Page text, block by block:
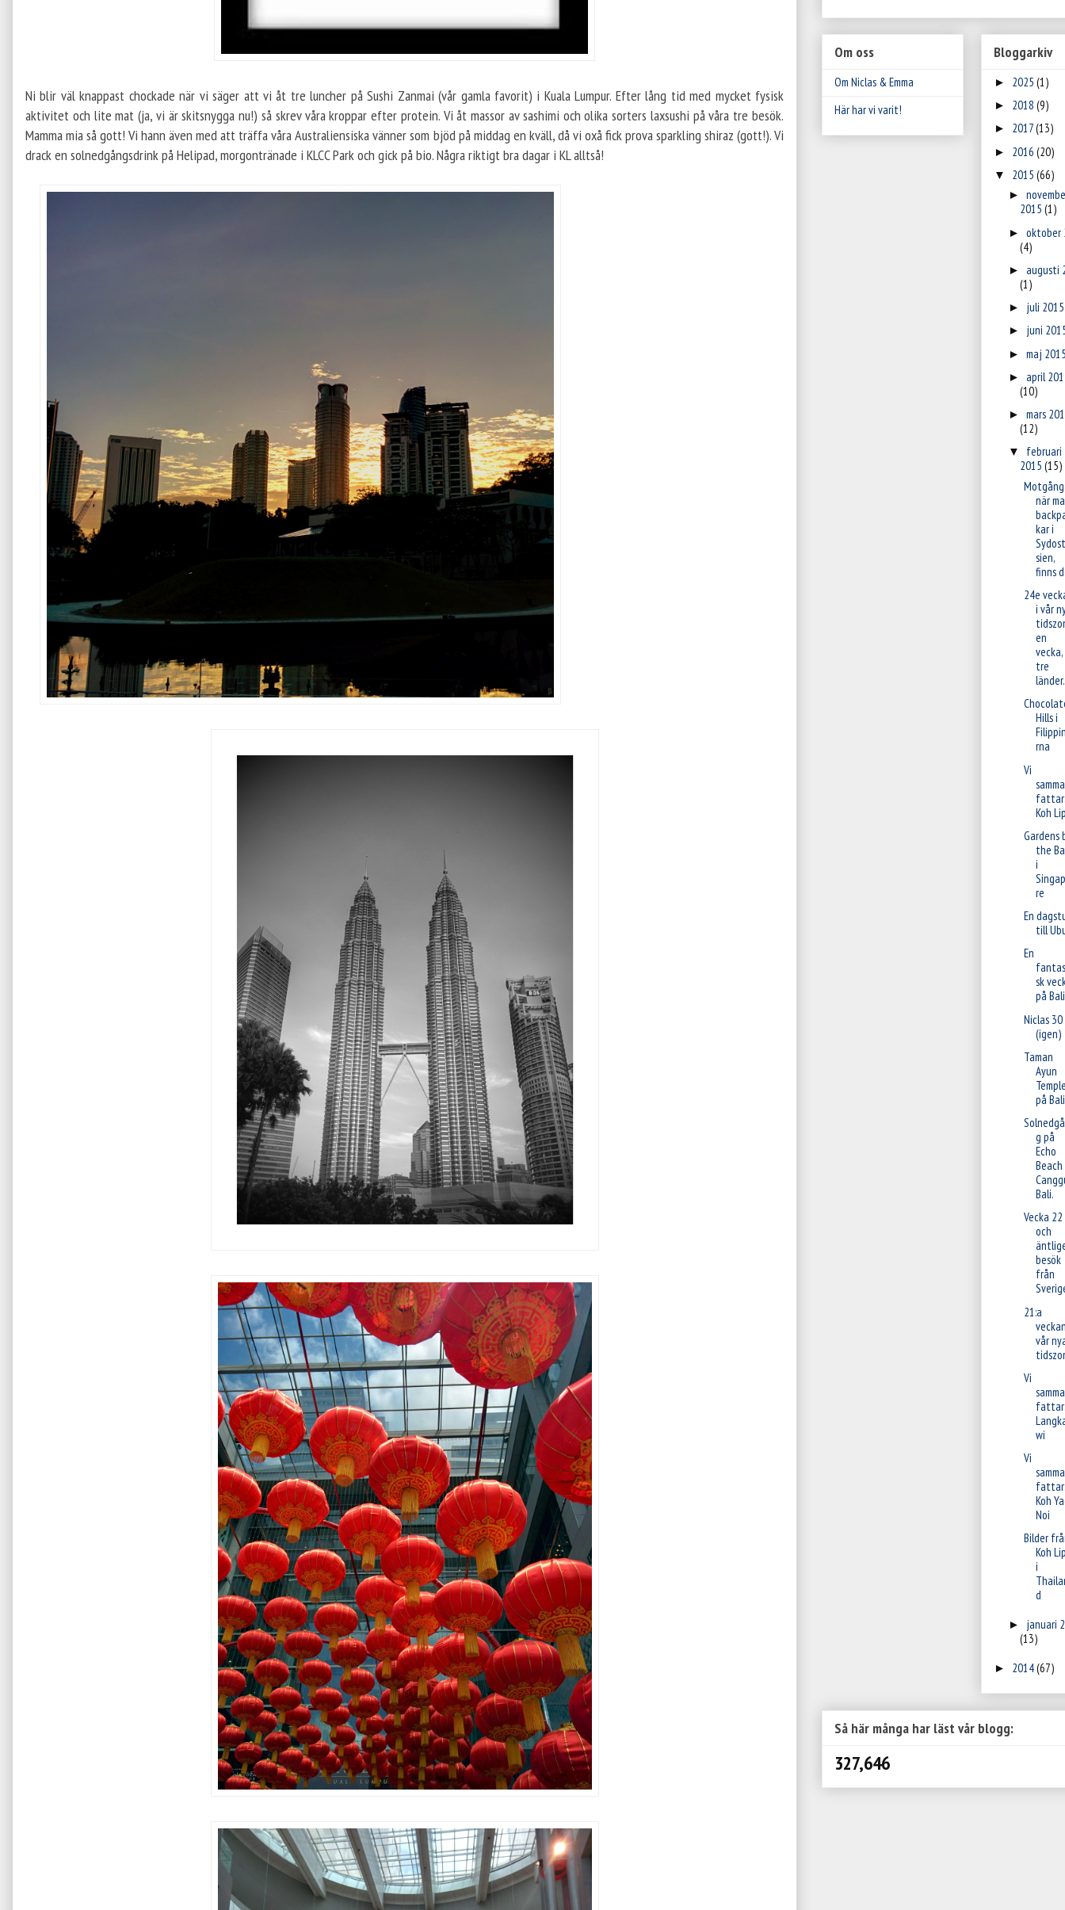
Ni blir väl knappast chockade när vi säger att vi åt tre luncher på Sushi Zanmai (vår gamla favorit) i Kuala Lumpur. Efter lång tid med mycket fysisk
aktivitet och lite mat (ja, vi är skitsnygga nu!) så skrev våra kroppar efter protein. Vi åt massor av sashimi och olika sorters laxsushi på våra tre besök.
Mamma mia så gott! Vi hann även med att träffa våra Australiensiska vänner som bjöd på middag en kväll, då vi oxå fick prova sparkling shiraz (gott!). Vi
drack en solnedgångsdrink på Helipad, morgontränade i KLCC Park och gick på bio. Några riktigt bra dagar i KL alltså!
Om oss
Om Niclas & Emma
Här har vi varit!
Bloggarkiv
► 2025 (1)
► 2018 (9)
► 2017(13)
► 2016 (20)
▼ 2015 (66)
►
2015 (1)
► oktober
(4)
► augusti
(1)
► juli
► juni
► maj
► april
(10)
► mars
(12)
▼ februari
2015 (15)
när
kar i
sien,
finns
24e
i vår
en
vecka,
tre
länder.
Hills i
rna
Vi
fattar:
Koh
Gardens
the
i
re
En
till
En
sk
på Bali
Niclas 30
(igen)
Taman
Ayun
på Bali
g på
Echo
Beach
Bali.
Vecka 22
och
besök
från
21:a
vår
Vi
fattar:
wi
Vi
fattar:
Koh
Noi
Bilder
Koh
i
d
► januari
(13)
► 2014(67)
Så här många har läst vår blogg:
327,646